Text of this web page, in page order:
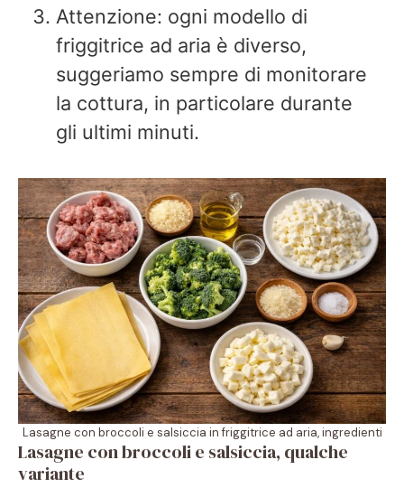
Attenzione: ogni modello di
friggitrice ad aria è diverso,
suggeriamo sempre di monitorare
la cottura, in particolare durante
gli ultimi minuti.
Lasagne con broccoli e salsiccia in friggitrice ad aria, ingredienti
Lasagne con broccoli e salsiccia, qualche
variante